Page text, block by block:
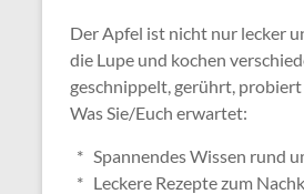
Der Apfel ist nicht nur lecker
die Lupe und kochen
geschnippelt, gerührt,
Was Sie/Euch erwartet:
* Spannendes Wissen rund
* Leckere Rezepte zum